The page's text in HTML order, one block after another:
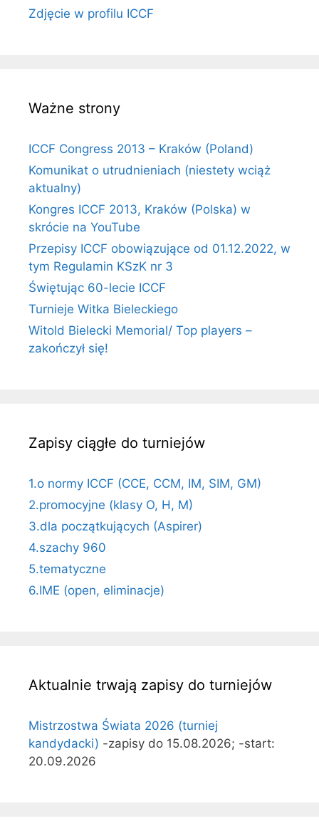
Zdjęcie w profilu ICCF
Ważne strony
ICCF Congress 2013 – Kraków (Poland)
Komunikat o utrudnieniach (niestety wciąż
aktualny)
Kongres ICCF 2013, Kraków (Polska) w
skrócie na YouTube
Przepisy ICCF obowiązujące od 01.12.2022, w
tym Regulamin KSzK nr 3
Świętując 60-lecie ICCF
Turnieje Witka Bieleckiego
Witold Bielecki Memorial/ Top players –
zakończył się!
Zapisy ciągłe do turniejów
1.o normy ICCF (CCE, CCM, IM, SIM, GM)
2.promocyjne (klasy O, H, M)
3.dla początkujących (Aspirer)
4.szachy 960
5.tematyczne
6.IME (open, eliminacje)
Aktualnie trwają zapisy do turniejów
Mistrzostwa Świata 2026 (turniej
kandydacki) -zapisy do 15.08.2026; -start:
20.09.2026